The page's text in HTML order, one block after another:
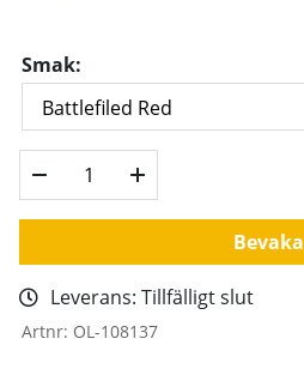
Smak:
Bevaka
Leverans: Tillfälligt slut
Artnr: OL-108137